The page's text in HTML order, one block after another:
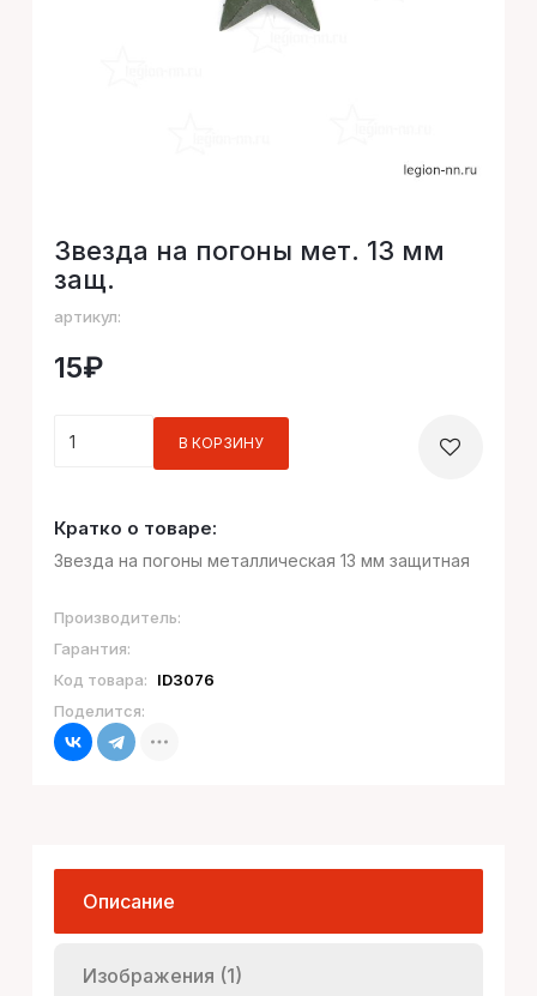
Звезда на погоны мет. 13 мм
защ.
артикул:
15₽
Кратко о товаре:
Звезда на погоны металлическая 13 мм защитная
Производитель:
Гарантия:
Код товара:
ID3076
Поделится:
Описание
Изображения (1)